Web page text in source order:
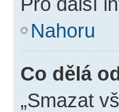
Nahoru
Co dělá
„Smazat